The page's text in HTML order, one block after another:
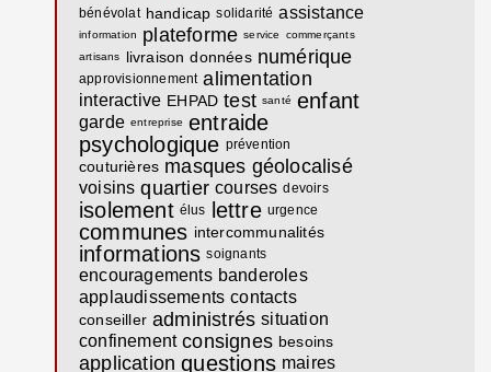
bénévolat handicap solidarité assistance
information plateforme service
commerçants
artisans
livraison données numérique
approvisionnement alimentation
interactive EHPAD test santé enfant
garde entreprise entraide
psychologique prévention
couturières masques géolocalisé
voisins quartier courses devoirs
isolement élus lettre urgence
communes intercommunalités
informations soignants
encouragements banderoles
applaudissements contacts
conseiller administrés situation
confinement consignes besoins
application questions maires